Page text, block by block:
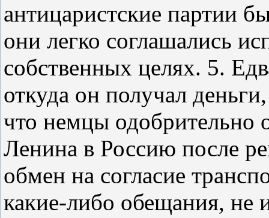
антицаристские партии
они легко соглашались
собственных целях. 5.
откуда он получал
что немцы одобрительно
Ленина в Россию после
обмен на согласие
какие‑либо обещания, не